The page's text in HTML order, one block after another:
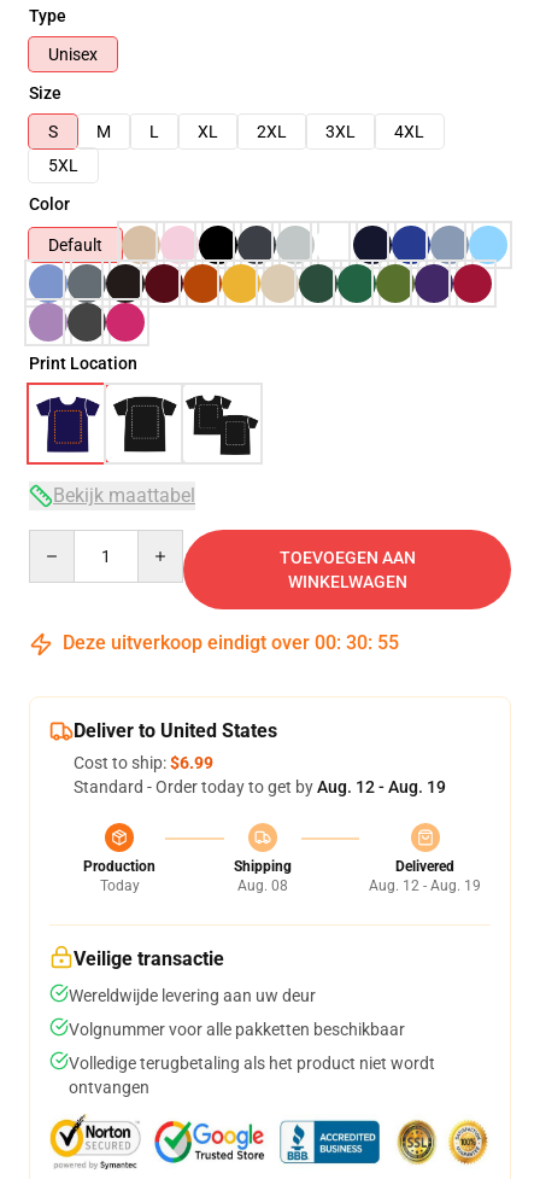
Type
Unisex
Size
S
M L XL 2XL 3XL
4XL
5XL
Color
Default
Print Location
Bekijk maattabel
TOEVOEGEN AAN
WINKELWAGEN
Deze uitverkoop eindigt over 00: 30: 54
Deliver to United States
Cost to ship:$6.99
Standard - Order today to get byAug. 12 - Aug. 19
Production
Today
Shipping
Aug. 08
Delivered
Aug. 12 - Aug. 19
Veilige transactie
Wereldwijde levering aan uw deur
Volgnummer voor alle pakketten beschikbaar
Volledige terugbetaling als het product niet wordt
ontvangen